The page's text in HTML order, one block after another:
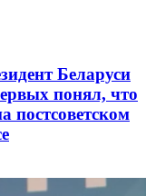
Беларуси
понял, что
постсоветском